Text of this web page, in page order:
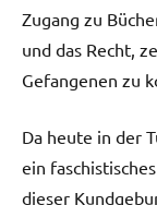
Zugang zu
und das Recht,
Gefangenen zu
Da heute in der
ein
dieser